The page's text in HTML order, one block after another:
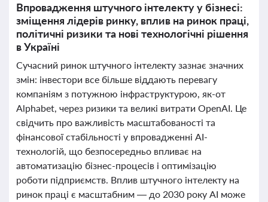
Впровадження штучного інтелекту у бізнесі:
зміщення лідерів ринку, вплив на ринок праці,
політичні ризики та нові технологічні рішення
в Україні
Сучасний ринок штучного інтелекту зазнає значних
змін: інвестори все більше віддають перевагу
компаніям з потужною інфраструктурою, як-от
Alphabet, через ризики та великі витрати OpenAI. Це
свідчить про важливість масштабованості та
фінансової стабільності у впровадженні AI-
технологій, що безпосередньо впливає на
автоматизацію бізнес-процесів і оптимізацію
роботи підприємств. Вплив штучного інтелекту на
ринок праці є масштабним — до 2030 року AI може